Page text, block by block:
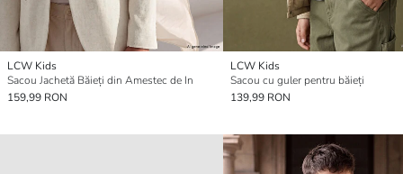
LCW Kids
Sacou Jachetă Băieți din Amestec de In
159,99 RON
LCW Kids
Sacou cu guler pentru băieți
139,99 RON